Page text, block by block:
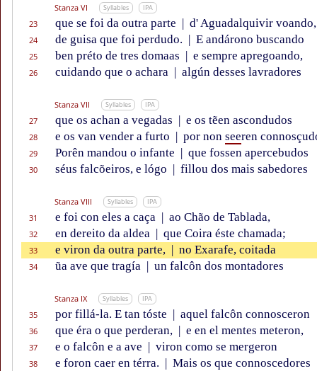
Stanza VI Syllables IPA
23 que se foi da outra parte | d' Aguadalquivir voando,
24 de guisa que foi perdudo. | E andárono buscando
25 ben préto de tres domaas | e sempre apregoando,
26 cuidando que o achara | algún desses lavradores
Stanza VII Syllables IPA
27 que os achan a vegadas | e os tẽen ascondudos
28 e os van vender a furto | por non seeren
29 Porên mandou o infante | que fossen apercebudos
30 séus falcõeiros, e lógo | fillou dos mais sabedores
Stanza VIII Syllables IPA
31 e foi con eles a caça | ao Chão de Tablada,
32 en dereito da aldea | que Coira éste chamada;
33 e viron da outra parte, | no Exarafe, coitada
34 ũa ave que tragía | un falcôn dos montadores
Stanza IX Syllables IPA
35 por fillá-la. E tan tóste | aquel falcôn connosceron
36 que éra o que perderan, | e en el mentes meteron,
37 e o falcôn e a ave | viron como se mergeron
38 e foron caer en térra. | Mais os que connoscedores